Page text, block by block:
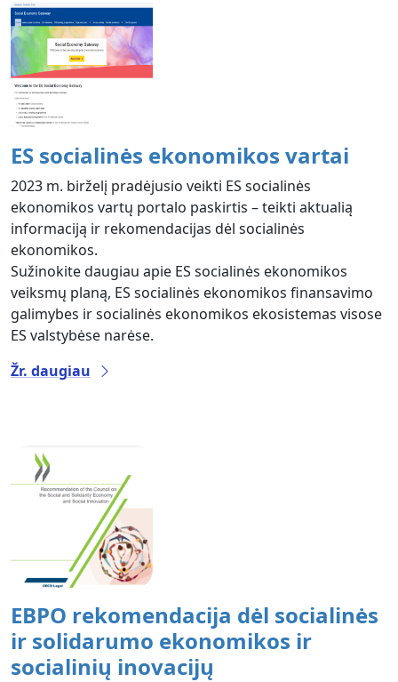
ES socialinės ekonomikos vartai
2023 m. birželį pradėjusio veikti ES socialinės
ekonomikos vartų portalo paskirtis – teikti aktualią
informaciją ir rekomendacijas dėl socialinės
ekonomikos.
Sužinokite daugiau apie ES socialinės ekonomikos
veiksmų planą, ES socialinės ekonomikos finansavimo
galimybes ir socialinės ekonomikos ekosistemas visose
ES valstybėse narėse.
Žr. daugiau
EBPO rekomendacija dėl socialinės
ir solidarumo ekonomikos ir
socialinių inovacijų